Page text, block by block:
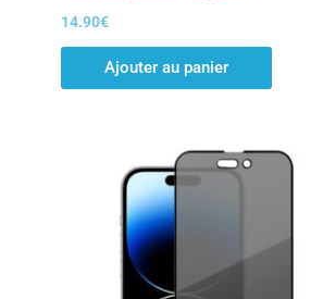
14.90€
Ajouter au panier